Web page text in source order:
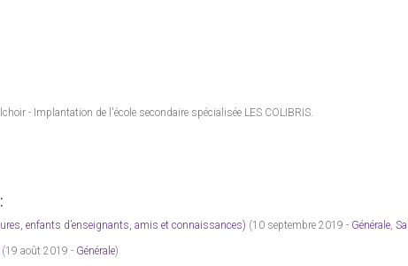
- Implantation de l'école secondaire spécialisée LES COLIBRIS.
enfants d’enseignants, amis et connaissances) (10 septembre 2019 - Générale,
(19 août 2019 - Générale)